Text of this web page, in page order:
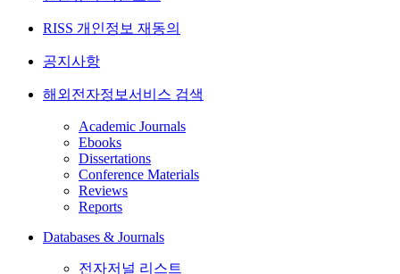
RISS 개인정보 재동의
공지사항
해외전자정보서비스 검색
Academic Journals
Ebooks
Dissertations
Conference Materials
Reviews
Reports
Databases & Journals
전자저널 리스트